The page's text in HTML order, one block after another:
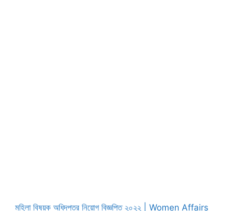
মহিলা বিষয়ক অধিদপ্তর নিয়োগ বিজ্ঞপ্তি ২০২২ | Women Affairs